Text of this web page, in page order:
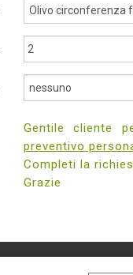
Gentile cliente
preventivo
Completi la
Grazie